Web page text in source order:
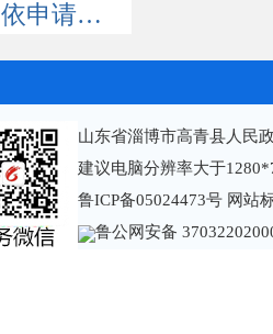
依申请公开
山东省淄博市高青县人民
建议电脑分辨率大于
鲁ICP备05024473号 网站
鲁公网安备